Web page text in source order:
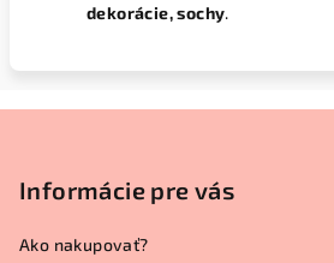
dekorácie, sochy.
Informácie pre vás
Ako nakupovať?